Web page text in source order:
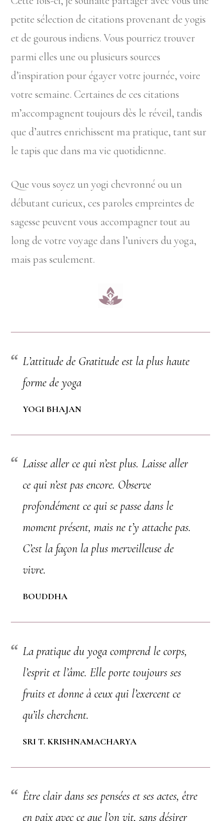
petite sélection de citations provenant de yogis
et de gourous indiens. Vous pourriez trouver
parmi elles une ou plusieurs sources
d’inspiration pour égayer votre journée, voire
votre semaine. Certaines de ces citations
m’accompagnent toujours dès le réveil, tandis
que d’autres enrichissent ma pratique, tant sur
le tapis que dans ma vie quotidienne.
Que vous soyez un yogi chevronné ou un
débutant curieux, ces paroles empreintes de
sagesse peuvent vous accompagner tout au
long de votre voyage dans l’univers du yoga,
mais pas seulement.
L’attitude de Gratitude est la plus haute
forme de yoga
YOGI BHAJAN
Laisse aller ce qui n’est plus. Laisse aller
ce qui n’est pas encore. Observe
profondément ce qui se passe dans le
moment présent, mais ne t’y attache pas.
C’est la façon la plus merveilleuse de
vivre.
BOUDDHA
La pratique du yoga comprend le corps,
l’esprit et l’âme. Elle porte toujours ses
fruits et donne à ceux qui l’exercent ce
qu’ils cherchent.
SRI T. KRISHNAMACHARYA
Être clair dans ses pensées et ses actes, être
en paix avec ce que l’on vit, sans désirer